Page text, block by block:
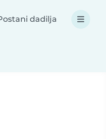
dadilja